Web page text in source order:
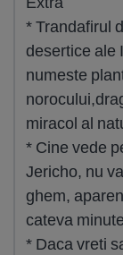
* Trandafirul
desertice ale
numeste
miracol al
* Cine vede
Jericho, nu
ghem,
cateva
* Daca vreti